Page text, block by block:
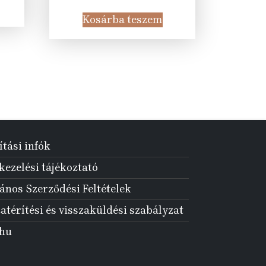
Ft.
was:
35
000 Ft.
990 Ft.
Kosárba teszem
infók
tájékoztató
Szerződési Feltételek
és visszaküldési szabályzat